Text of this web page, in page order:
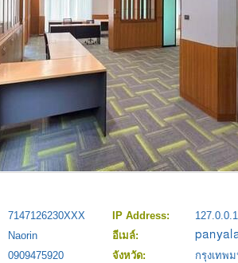
7147126230XXX IP Address:
127.0.0.1
Naorin
อีเมล์:
0909475920 จังหวัด:
กรุงเทพ